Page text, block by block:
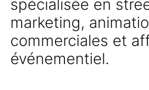
spécialisée en
marketing,
commerciales et
événementiel.